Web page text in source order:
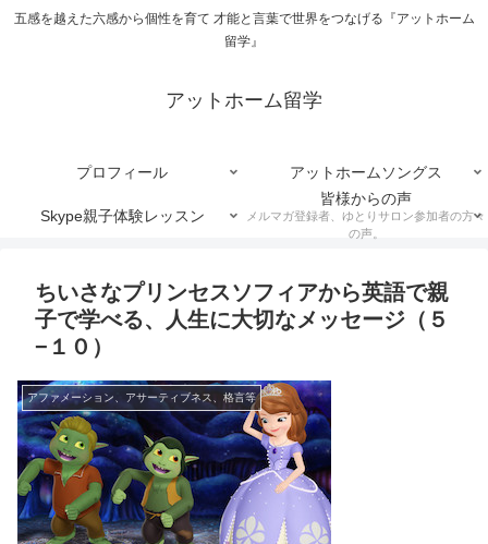
五感を越えた六感から個性を育て 才能と言葉で世界をつなげる『アットホーム
留学』
アットホーム留学
プロフィール アットホームソングス
Skype親子体験レッスン
皆様からの声
メルマガ登録者、ゆとりサロン参加者の方々
の声。
ちいさなプリンセスソフィアから英語で親
子で学べる、人生に大切なメッセージ（５
−１０）
アファメーション、アサーティブネス、格言等